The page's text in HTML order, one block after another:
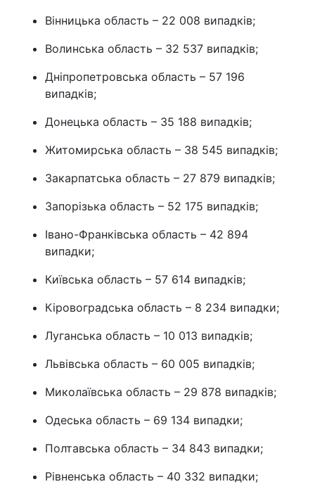
Вінницька область – 22 008 випадків;
Волинська область – 32 537 випадків;
Дніпропетровська область – 57 196
випадків;
Донецька область – 35 188 випадків;
Житомирська область – 38 545 випадків;
Закарпатська область – 27 879 випадків;
Запорізька область – 52 175 випадків;
Івано-Франківська область – 42 894
випадки;
Київська область – 57 614 випадків;
Кіровоградська область – 8 234 випадки;
Луганська область – 10 013 випадків;
Львівська область – 60 005 випадків;
Миколаївська область – 29 878 випадків;
Одеська область – 69 134 випадки;
Полтавська область – 34 843 випадки;
Рівненська область – 40 332 випадки;